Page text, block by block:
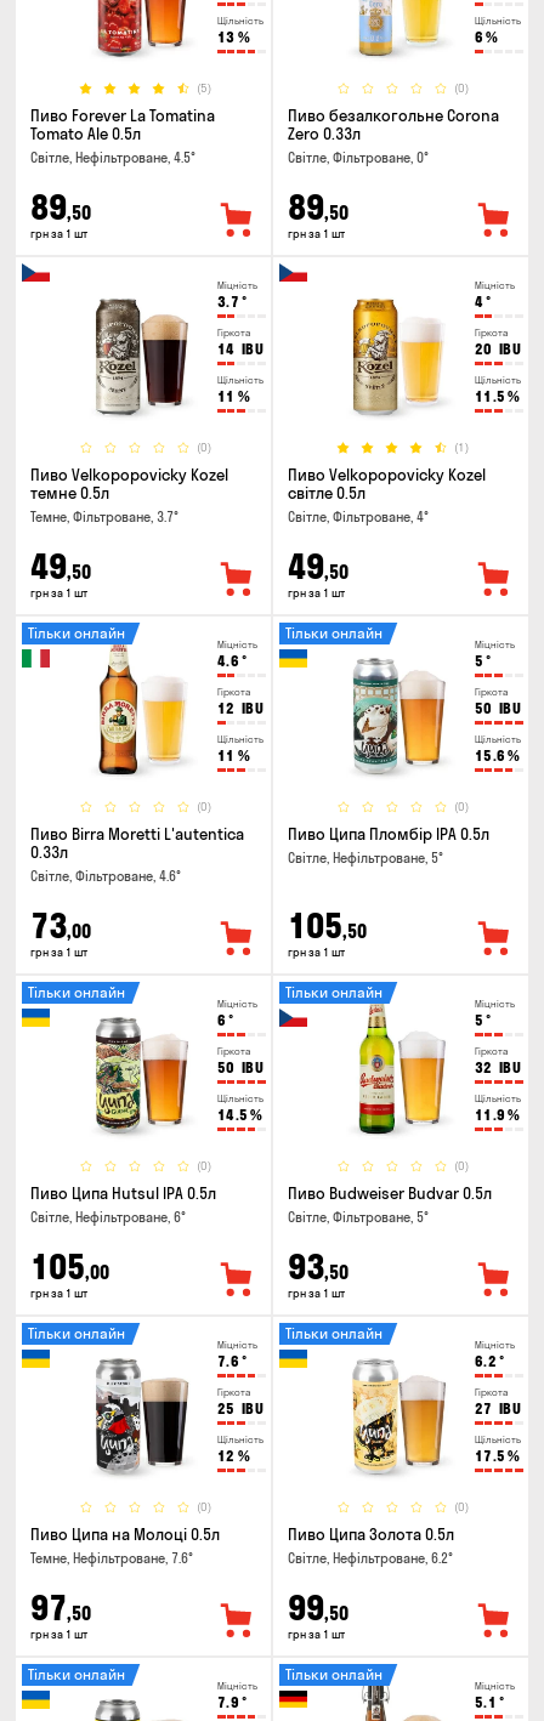
Щільність
13 %
(5)
Пиво Forever La Tomatina
Tomato Ale 0.5л
Світле, Нефільтроване, 4.5°
89,50
грн за 1 шт
Щільність
6 %
(0)
Пиво безалкогольне Corona
Zero 0.33л
Світле, Фільтроване, 0°
89,50
грн за 1 шт
Міцність
3.7 °
Гіркота
14 IBU
Щільність
11 %
(0)
Пиво Velkopopovicky Kozel
темне 0.5л
Темне, Фільтроване, 3.7°
49,50
грн за 1 шт
Міцність
4°
Гіркота
20 IBU
Щільність
11.5 %
(1)
Пиво Velkopopovicky Kozel
світле 0.5л
Світле, Фільтроване, 4°
49,50
грн за 1 шт
Міцність
4.6 °
Гіркота
12 IBU
Щільність
11 %
(0)
Тільки онлайн
Пиво Birra Moretti L'autentica
0.33л
Світле, Фільтроване, 4.6°
73,00
грн за 1 шт
Міцність
5 °
Гіркота
50 IBU
Щільність
15.6 %
(0)
Тільки онлайн
Пиво Ципа Пломбір IPA 0.5л
Світле, Нефільтроване, 5°
105,50
грн за 1 шт
Міцність
6 °
Гіркота
50 IBU
Щільність
14.5 %
(0)
Тільки онлайн
Пиво Ципа Hutsul IPA 0.5л
Світле, Нефільтроване, 6°
105,00
грн за 1 шт
Міцність
5 °
Гіркота
32 IBU
Щільність
11.9 %
(0)
Тільки онлайн
Пиво Budweiser Budvar 0.5л
Світле, Фільтроване, 5°
93,50
грн за 1 шт
Міцність
7.6 °
Гіркота
25 IBU
Щільність
12 %
(0)
Тільки онлайн
Пиво Ципа на Молоці 0.5л
Темне, Нефільтроване, 7.6°
97,50
грн за 1 шт
Міцність
6.2 °
Гіркота
27 IBU
Щільність
17.5 %
(0)
Тільки онлайн
Пиво Ципа Золота 0.5л
Світле, Нефільтроване, 6.2°
99,50
грн за 1 шт
Міцність
7.9 °
Тільки онлайн
Міцність
5.1 °
Тільки онлайн